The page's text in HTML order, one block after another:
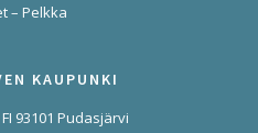
– Pelkka
KAUPUNKI
93101 Pudasjärvi